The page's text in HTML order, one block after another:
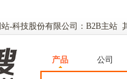
-科技股份有限公司： B2B主站
产品 公司